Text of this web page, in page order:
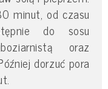
minut, od czasu
do sosu
oraz
dorzuć pora